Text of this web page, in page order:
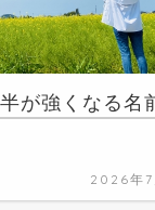
が強くなる名
2026年7